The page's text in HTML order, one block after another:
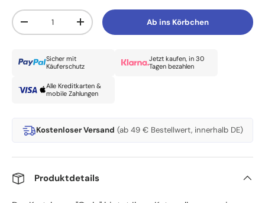
Anzahl
Menge verringernMenge erhöhen Ab ins Körbchen
Sicher mit
Käuferschutz
Jetzt kaufen, in 30
Tagen bezahlen
Alle Kreditkarten &
mobile Zahlungen
Kostenloser Versand (ab 49 € Bestellwert, innerhalb DE)
Produktdetails